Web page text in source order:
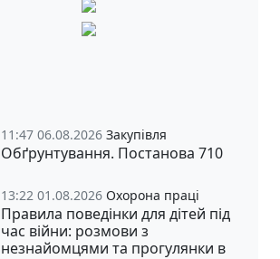
11:47 06.08.2026 Закупівля
Обґрунтування. Постанова 710
13:22 01.08.2026 Охорона праці
Правила поведінки для дітей під
час війни: розмови з
незнайомцями та прогулянки в